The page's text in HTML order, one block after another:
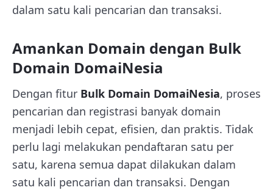
dalam satu kali pencarian dan transaksi.
Amankan Domain dengan Bulk
Domain DomaiNesia
Dengan fitur Bulk Domain DomaiNesia, proses
pencarian dan registrasi banyak domain
menjadi lebih cepat, efisien, dan praktis. Tidak
perlu lagi melakukan pendaftaran satu per
satu, karena semua dapat dilakukan dalam
satu kali pencarian dan transaksi. Dengan